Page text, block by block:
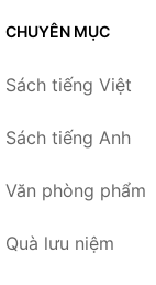
CHUYÊN MỤC
Sách tiếng Việt
Sách tiếng Anh
Văn phòng phẩm
Quà lưu niệm